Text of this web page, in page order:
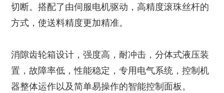
切断。搭配了由伺服电机驱动，高精度滚珠丝杆的
方式，使送料精度更加精准。
消隙齿轮箱设计，强度高，耐冲击，分体式液压装
置，故障率低，性能稳定，专用电气系统，控制机
器整体运作以及简单易操作的智能控制面板。